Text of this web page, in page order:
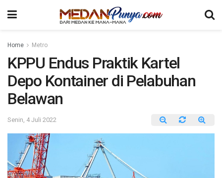
Home Metro
KPPU Endus Praktik Kartel
Depo Kontainer di Pelabuhan
Belawan
Senin, 4 Juli 2022